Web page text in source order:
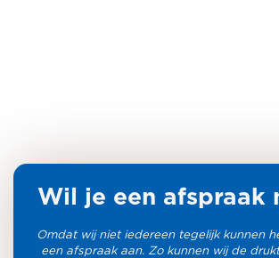
Wil je een afspraak
Omdat wij niet iedereen tegelijk kunnen
een afspraak aan. Zo kunnen wij de